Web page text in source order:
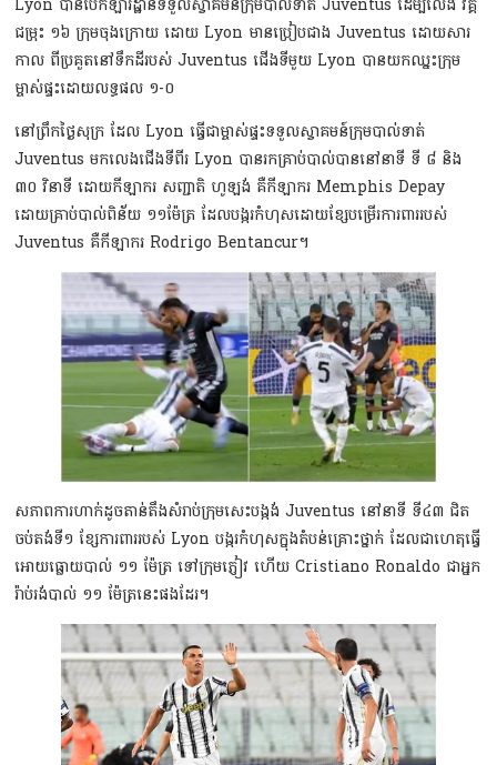
ជម្រុះ ១៦ ក្រុមចុងក្រោយ ដោយ Lyon មានប្រៀបជាង Juventus​ ដោយសារ
កាល ពីប្រគួតនៅទឹកដីរបស់ Juventus ជើងទីមួយ Lyon បានយកឈ្នះក្រុម
ម្ចាស់ផ្ទះដោយលទ្ធផល ១-០
នៅព្រឹកថ្ងៃសុក្រ ដែល Lyon ធ្វើជាម្ចាស់ផ្ទះទទួលស្វាគមន៍ក្រុមបាល់ទាត់
Juventus មកលេងជើងទីពីរ Lyon បានរកគ្រាប់បាល់បាននៅនាទី ទី ៨ និង
៣០​ វិនាទី ដោយកីឡាករ សញ្ជាតិ ហូឡង់ គឺកីឡាករ Memphis Depay
ដោយគ្រាប់បាល់ពិន័យ ១១ម៉ែត្រ ដែលបង្ករកំហុសដោយខ្សែបម្រើរការពាររបស់
Juventus គឺកីឡាករ Rodrigo Bentancur។
សភាពការហាក់ដូចតាន់តឹងសំរាប់ក្រុមសេះបង្កង់ Juventus នៅនាទី ទី៤៣ ជិត
ចប់តង់ទី១ ខ្សែការពាររបស់ Lyon បង្ករកំហុសក្នុងតំបន់គ្រោះថ្នាក់ ដែលជាហេតុធ្វើ
អោយធ្លោយបាល់ ១១ ម៉ែត្រ ទៅក្រុមភ្ញៀវ ហើយ Cristiano Ronaldo ជាអ្នក
រ៉ាប់រង់បាល់ ១១ ម៉ែត្រនេះផងដែរ។